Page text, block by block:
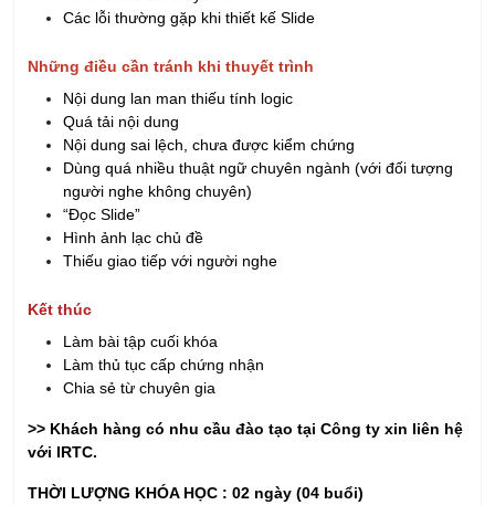
Những điều cần tránh khi thuyết trình
Quá tải nội dung
Nội dung sai lệch, chưa được kiểm chứng
Dùng quá nhiều thuật ngữ chuyên ngành (với đối tượng
người nghe không chuyên)
“Đọc Slide”
Hình ảnh lạc chủ đề
Thiếu giao tiếp với người nghe
Kết thúc
Làm thủ tục cấp chứng nhận
Chia sẻ từ chuyên gia
>> Khách hàng có nhu cầu đào tạo tại Công ty xin liên hệ
THỜI LƯỢNG KHÓA HỌC : 02 ngày (04 buổi)
HỌC PHÍ PUBLIC: 2.500.000 VNĐ/khóa